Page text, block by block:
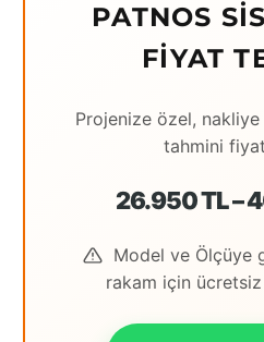
PATNOS
FIYAT
Projenize özel,
tahmini fiyat
26.950 TL –
Model ve Ölçüye
rakam için